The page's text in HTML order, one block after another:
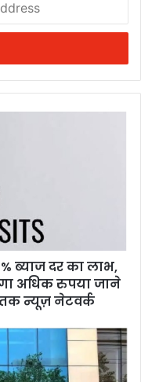
ब्याज दर का लाभ,
अधिक रुपया जाने
तक न्यूज़ नेटवर्क